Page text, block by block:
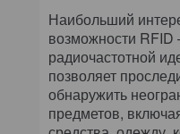
Наибольший
возможности RFID
радиочастотной
позволяет
обнаружить
предметов,